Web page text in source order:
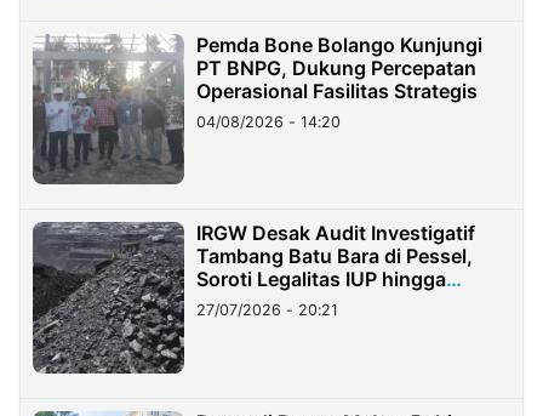
Pemda Bone Bolango Kunjungi
PT BNPG, Dukung Percepatan
Operasional Fasilitas Strategis
04/08/2026 - 14:20
IRGW Desak Audit Investigatif
Tambang Batu Bara di Pessel,
Soroti Legalitas IUP hingga
Stockpile
27/07/2026 - 20:21